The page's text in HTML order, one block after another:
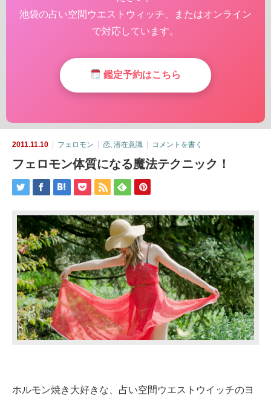
池袋の占い空間ウエストウィッチ、またはオンライン
で対応しています。
鑑定予約はこちら
2011.11.10 フェロモン 恋 潜在意識 コメントを書く
フェロモン体質になる魔法テクニック！
ホルモン焼き大好きな、占い空間ウエストウイッチのヨ